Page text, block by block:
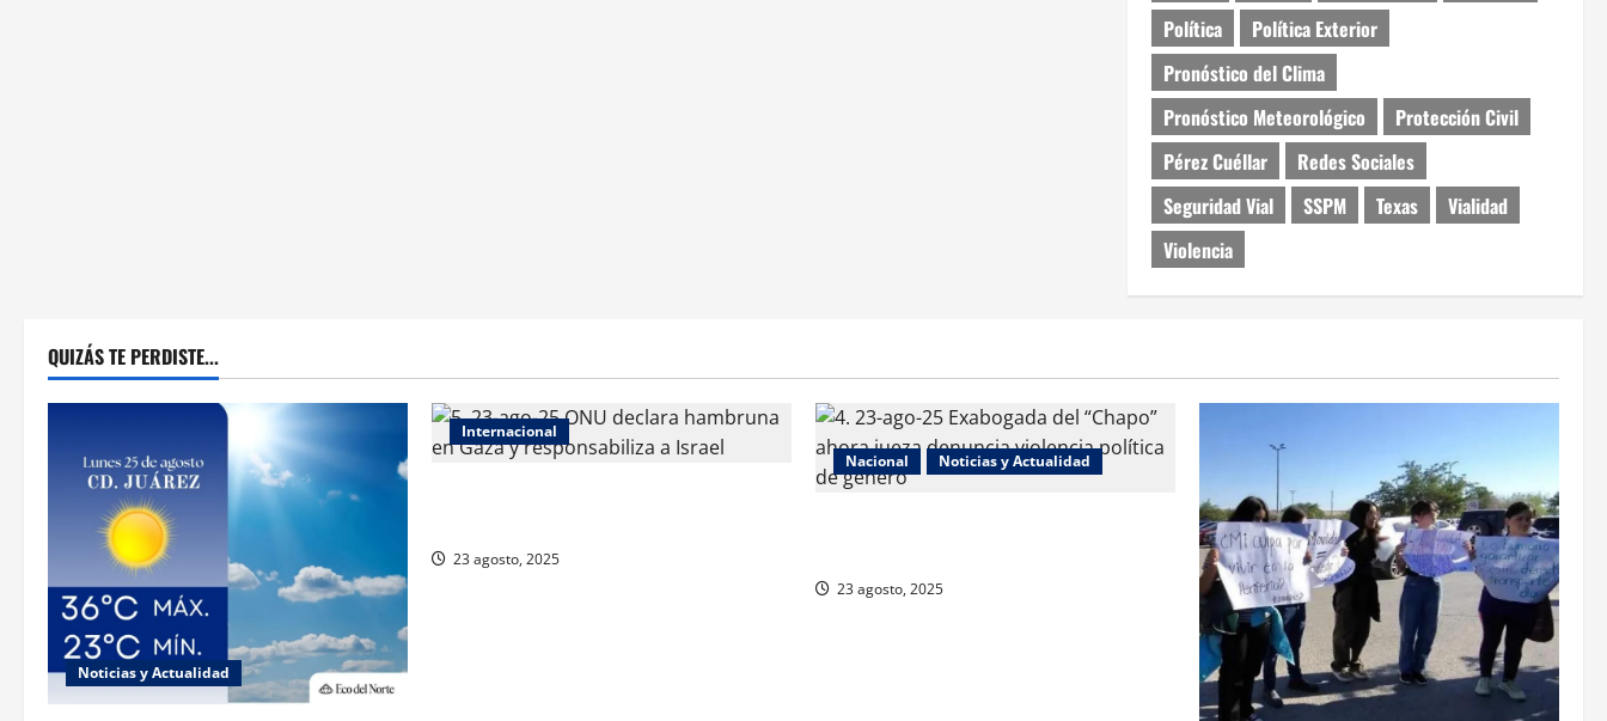
Política
Política Exterior
Pronóstico del Clima
Pronóstico Meteorológico
Protección Civil
Pérez Cuéllar
Redes Sociales
Seguridad Vial
SSPM Texas
Vialidad
Violencia
QUIZÁS TE PERDISTE...
Noticias y Actualidad
Internacional
23 agosto, 2025
Nacional Noticias y Actualidad
23 agosto, 2025